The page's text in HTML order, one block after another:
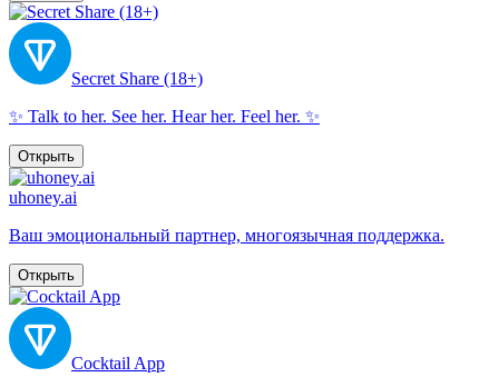
Secret Share (18+)
✨ Talk to her. See her. Hear her. Feel her. ✨
Открыть
uhoney.ai
Ваш эмоциональный партнер, многоязычная поддержка.
Открыть
Cocktail App